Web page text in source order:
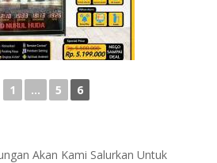
1 ... 5 6
Akan Kami Salurkan Untuk